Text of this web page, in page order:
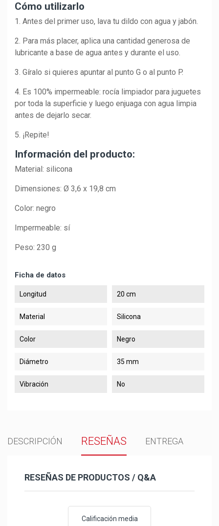
Cómo utilizarlo
1. Antes del primer uso, lava tu dildo con agua y jabón.
2. Para más placer, aplica una cantidad generosa de
lubricante a base de agua antes y durante el uso.
3. Gíralo si quieres apuntar al punto G o al punto P.
4. Es 100% impermeable: rocía limpiador para juguetes
por toda la superficie y luego enjuaga con agua limpia
antes de dejarlo secar.
5. ¡Repite!
Información del producto:
Material: silicona
Dimensiones: Ø 3,6 x 19,8 cm
Color: negro
Impermeable: sí
Peso: 230 g
Ficha de datos
Longitud 20 cm
Material Silicona
Color Negro
Diámetro 35 mm
Vibración No
DESCRIPCIÓN RESEÑAS ENTREGA
RESEÑAS DE PRODUCTOS / Q&A
Calificación media